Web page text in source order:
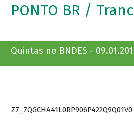
PONTO BR /
Quintas no BNDES -
Z7_7QGCHA41L0RP906P422Q9Q01V0